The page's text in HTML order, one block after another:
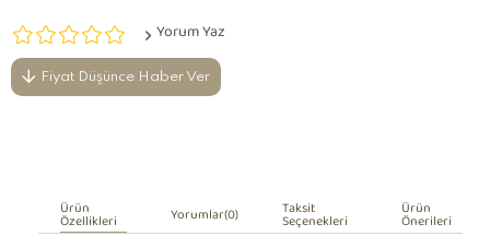
Yorum Yaz
Fiyat Düşünce Haber Ver
Ürün
Özellikleri Yorumlar(0) Taksit
Seçenekleri Ürün
Önerileri